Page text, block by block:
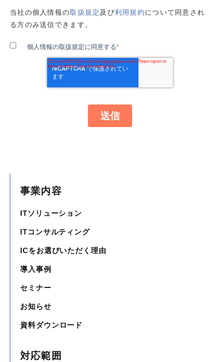
当社の個人情報の取扱規定及び利用規約について同意され
る方のみ送信できます。
個人情報の取扱規定に同意する*
事業内容
ITソリューション
ITコンサルティング
ICをお選びいただく理由
導入事例
セミナー
お知らせ
資料ダウンロード
対応範囲